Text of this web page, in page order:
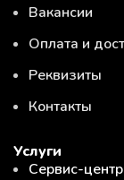
Вакансии
Оплата и
Реквизиты
Контакты
Услуги
Сервис-